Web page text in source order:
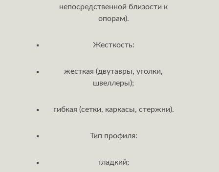
непосредственной близости к
опорам).
Жесткость:
жесткая (двутавры, уголки,
швеллеры);
гибкая (сетки, каркасы, стержни).
Тип профиля:
гладкий;